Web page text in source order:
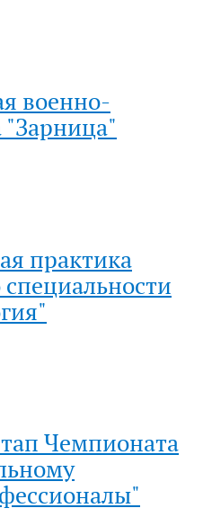
военно-
"Зарница"
практика
Чемпионата